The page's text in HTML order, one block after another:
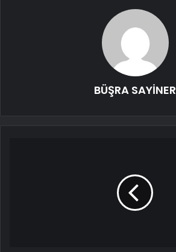
BÜŞRA SAYİNER